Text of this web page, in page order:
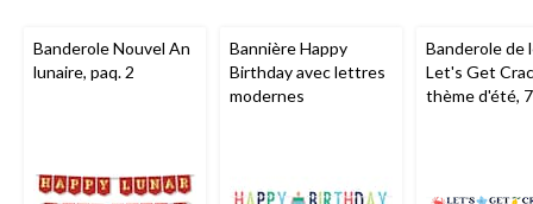
Banderole Nouvel An
lunaire, paq. 2
Bannière Happy
Birthday avec lettres
modernes
Banderole de
Let's Get
thème d'été,